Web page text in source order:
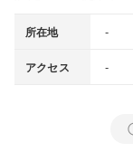
所在地 -
アクセス -